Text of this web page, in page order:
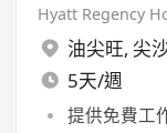
Hyatt Regency
油尖旺, 尖
5天/週
提供免費工